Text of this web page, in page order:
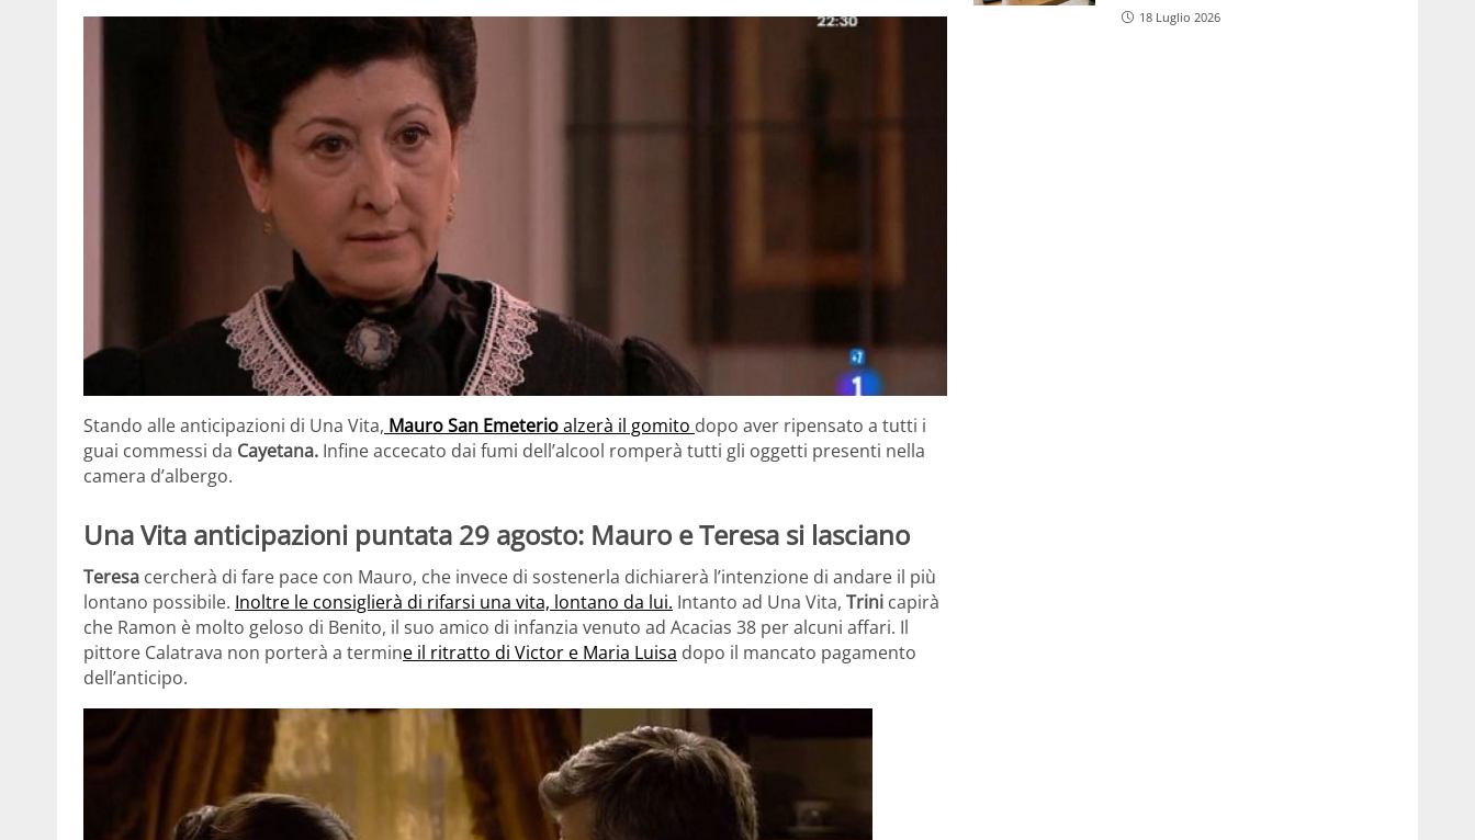
Stando alle anticipazioni di Una Vita, Mauro San Emeterioalzerà il gomito dopo aver ripensato a tutti i
guai commessi da Cayetana. Infine accecato dai fumi dell’alcool romperà tutti gli oggetti presenti nella
camera d’albergo.
Una Vita anticipazioni puntata 29 agosto: Mauro e Teresa si lasciano
Teresa cercherà di fare pace con Mauro, che invece di sostenerla dichiarerà l’intenzione di andare il più
lontano possibile. Inoltre le consiglierà di rifarsi una vita, lontano da lui. Intanto ad Una Vita, Trini capirà
che Ramon è molto geloso di Benito, il suo amico di infanzia venuto ad Acacias 38 per alcuni affari. Il
pittore Calatrava non porterà a termine il ritratto di Victor e Maria Luisa dopo il mancato pagamento
dell’anticipo.
18 Luglio 2026